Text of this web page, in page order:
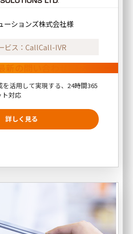
ーションズ株式会社様
ビス：CallCall-IVR
新の問い合わせ対応
活用して実現する、24時間365
ト対応